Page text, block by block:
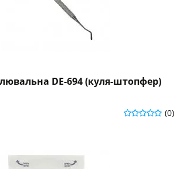
DE-694 (куля-штопфер)
(0)